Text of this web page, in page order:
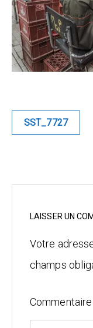
Blue
Equilibre
Renaissance
Sunustreet
Fashion
Culinaire
Industrielle
Mariage
Architecture
Navigation
SST_7727
LAISSER UN
Votre
champs
Commentaire